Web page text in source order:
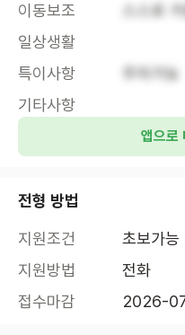
이동보조
스스로
일상생활
특이사항
주차가능
기타사항
앱으로
전형 방법
지원조건
초보가능
지원방법
전화
접수마감
2026-